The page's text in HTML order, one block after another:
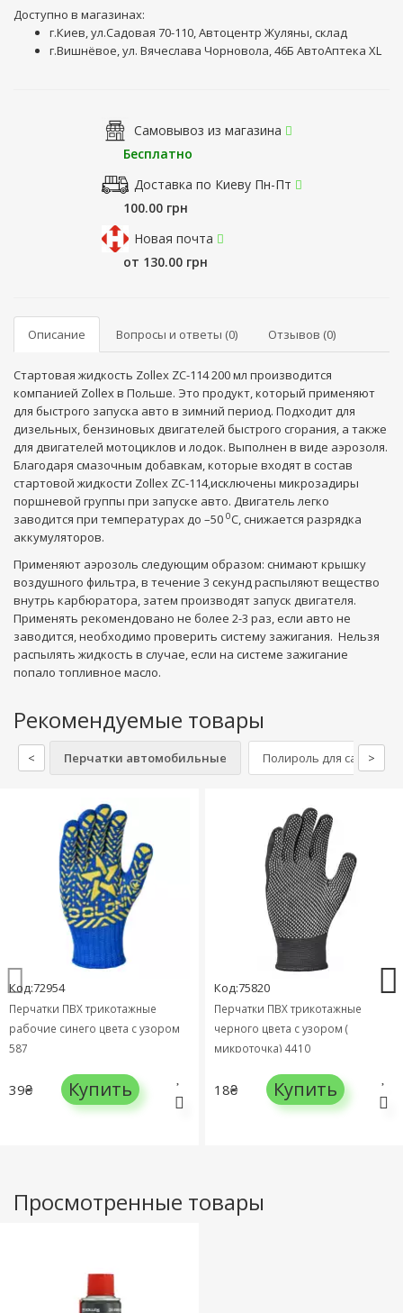
Доступно в магазинах:
г.Киев, ул.Садовая 70-110, Автоцентр Жуляны, склад
г.Вишнёвое, ул. Вячеслава Чорновола, 46Б АвтоАптека XL
Самовывоз из магазина
Бесплатно
Доставка по Киеву Пн-Пт
100.00 грн
Новая почта
от 130.00 грн
Описание Вопросы и ответы (0) Отзывов (0)
Стартовая жидкость Zollex ZC-114 200 мл производится
компанией Zollex в Польше. Это продукт, который применяют
для быстрого запуска авто в зимний период. Подходит для
дизельных, бензиновых двигателей быстрого сгорания, а также
для двигателей мотоциклов и лодок. Выполнен в виде аэрозоля.
Благодаря смазочным добавкам, которые входят в состав
стартовой жидкости Zollex ZC-114,исключены микрозадиры
поршневой группы при запуске авто. Двигатель легко
заводится при температурах до –50 0С, снижается разрядка
аккумуляторов.
Применяют аэрозоль следующим образом: снимают крышку
воздушного фильтра, в течение 3 секунд распыляют вещество
внутрь карбюратора, затем производят запуск двигателя.
Применять рекомендовано не более 2-3 раз, если авто не
заводится, необходимо проверить систему зажигания. Нельзя
распылять жидкость в случае, если на системе зажигание
попало топливное масло.
Рекомендуемые товары
< Перчатки автомобильные Полироль для салона
>
Код:72954
Перчатки ПВХ трикотажные
рабочие синего цвета с узором
587
39₴ Купить
Код:75820
Перчатки ПВХ трикотажные
черного цвета с узором (
микроточка) 4410
18₴ Купить
Просмотренные товары